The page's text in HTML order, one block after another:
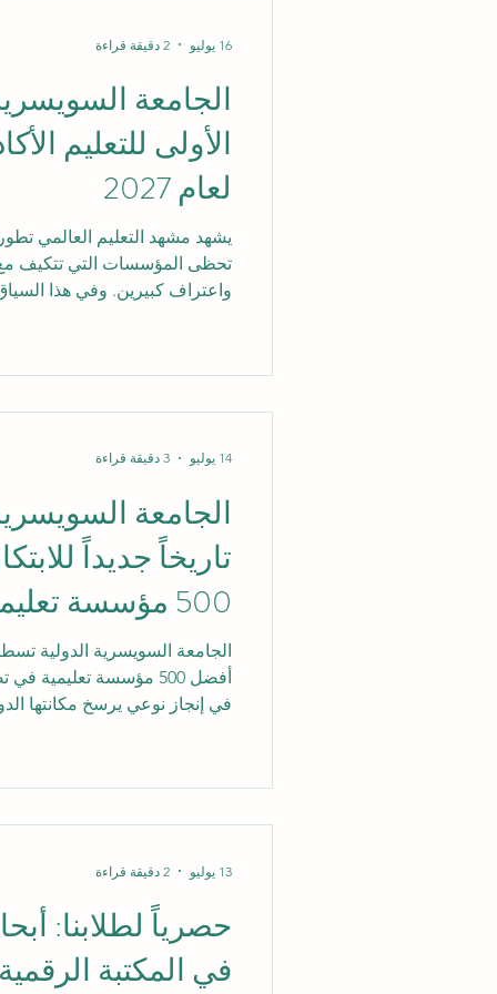
الجودة المؤسسية. إن الحصول
الجامعة
الأولى للتعليم
لعام 2027
يشهد مشهد التعليم العالمي
تحظى المؤسسات التي تتكيف مع
واعتراف كبيرين. وفي هذا
منطقتها. ووفقاً للتقييم
في سويسرا. هذا التتويج ليس
16 يوليو 2 دقيقة قراءة
الجامعة
تاريخاً جديداً
500 مؤسسة
التايمز للأثر للعام 2026
الجامعة السويسرية الدولية
في إنجاز نوعي يرسخ مكانتها
مستوى العالم في مجال
رقم، بل هو انعكاس لالتزام
14 يوليو 3 دقيقة قراءة
حصرياً لطلابنا:
في المكتبة الرقمية
13 يوليو 2 دقيقة قراءة